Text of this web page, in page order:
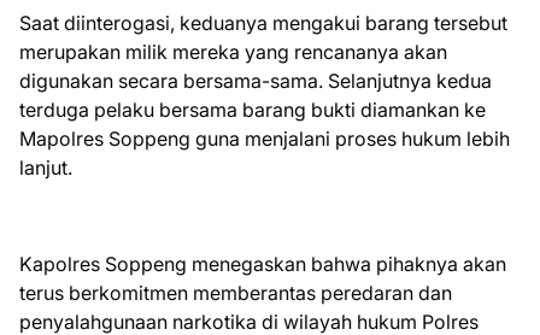
Saat diinterogasi, keduanya mengakui barang tersebut
merupakan milik mereka yang rencananya akan
digunakan secara bersama-sama. Selanjutnya kedua
terduga pelaku bersama barang bukti diamankan ke
Mapolres Soppeng guna menjalani proses hukum lebih
lanjut.
Kapolres Soppeng menegaskan bahwa pihaknya akan
terus berkomitmen memberantas peredaran dan
penyalahgunaan narkotika di wilayah hukum Polres